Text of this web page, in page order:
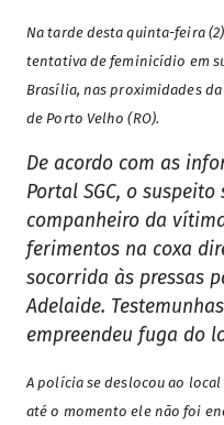
Na tarde desta quinta-feira
tentativa de feminicídio em
Brasília, nas proximidades
de Porto Velho (RO).
De acordo com as
Portal SGC, o
companheiro da
ferimentos na coxa
socorrida às pressas
Adelaide.
empreendeu fuga do
A polícia se deslocou ao
até o momento ele não foi